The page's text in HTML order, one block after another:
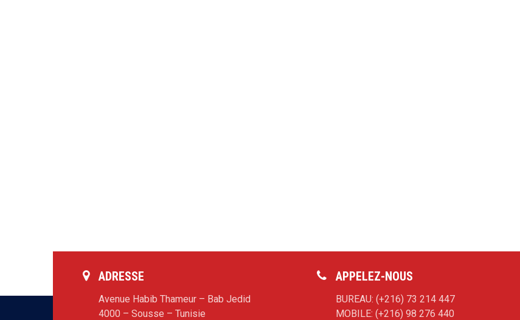
ADRESSE
Avenue Habib Thameur – Bab Jedid
4000 – Sousse – Tunisie
APPELEZ-NOUS
BUREAU: (+216) 73 214 447
MOBILE: (+216) 98 276 440